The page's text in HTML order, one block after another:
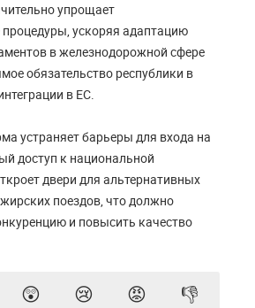
упрощает
ускоряя адаптацию
в железнодорожной сфере
обязательство республики в
в ЕС.
устраняет барьеры для входа на
доступ к национальной
двери для альтернативных
поездов, что должно
и повысить качество
😲 😢 😡 👎